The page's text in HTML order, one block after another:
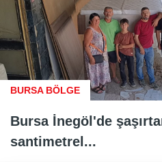
BURSA BÖLGE
Bursa İnegöl'de
santimetrel...